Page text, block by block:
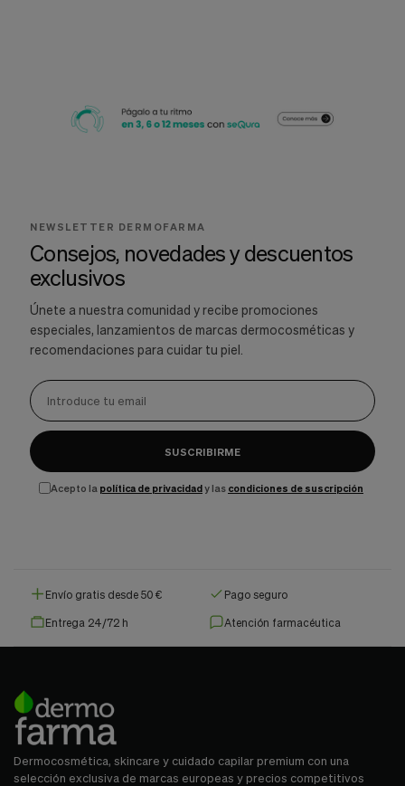
NEWSLETTER DERMOFARMA
Consejos, novedades y descuentos
exclusivos
Únete a nuestra comunidad y recibe promociones
especiales, lanzamientos de marcas dermocosméticas y
recomendaciones para cuidar tu piel.
SUSCRIBIRME
Acepto la política de privacidady las condiciones de suscripción
Envío gratis desde 50 € Pago seguro
Entrega 24/72 h Atención farmacéutica
Dermocosmética, skincare y cuidado capilar premium con una
selección exclusiva de marcas europeas y precios competitivos